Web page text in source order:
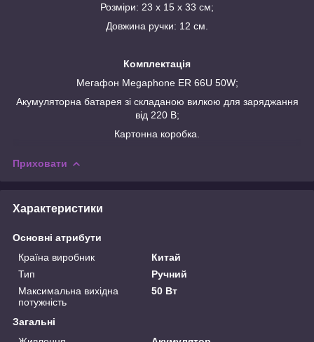
Розміри: 23 х 15 х 33 см;
Довжина ручки: 12 см.
Комплектація
Мегафон Megaphone ER 66U 50W;
Акумуляторна батарея зі складаною вилкою для заряджання
від 220 В;
Картонна коробка.
Приховати
Характеристики
Основні атрибути
Країна виробник
Китай
Тип
Ручний
Максимальна вихідна
потужність
50 Вт
Загальні